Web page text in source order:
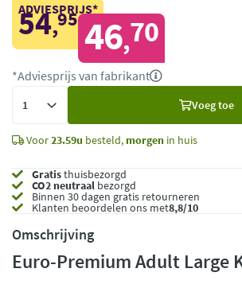
ADVIESPRIJS*
54,95 46,70
*Adviesprijs van fabrikant
Voeg toe
Voor23.59u besteld, morgen in huis
Gratisthuisbezorgd
CO2 neutraal bezorgd
Binnen 30 dagen gratis retourneren
Klanten beoordelen ons met8,8/10
Omschrijving
Euro-Premium Adult Large